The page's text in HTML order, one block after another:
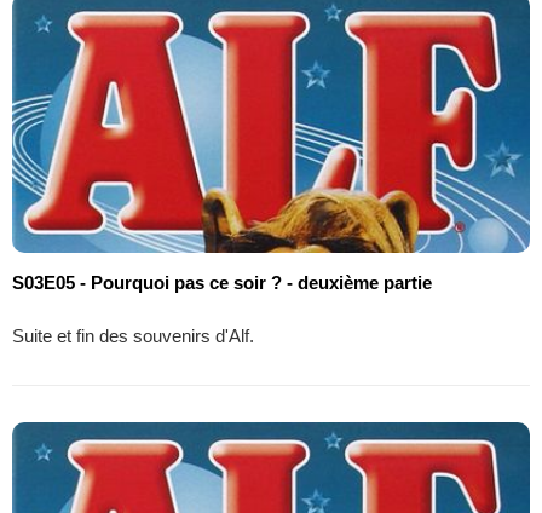
S03E05 - Pourquoi pas ce soir ? - deuxième partie
Suite et fin des souvenirs d'Alf.